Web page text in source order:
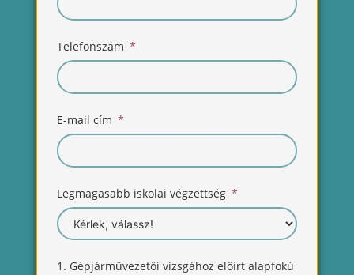
Telefonszám
E-mail cím
Legmagasabb iskolai végzettség
1. Gépjárművezetői vizsgához előírt alapfokú